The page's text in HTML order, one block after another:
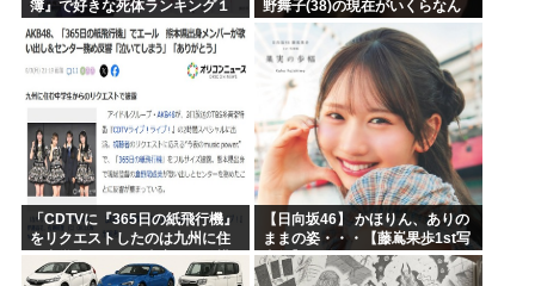
簿』で好きな死体ランキング１
位がこちら！
野舞子(38)の現在がいくらなん
でも即ハボすぎる！
「CDTVに『365日の紙飛行機』
をリクエストしたのは九州に住
む中学生」←この事実って結構
デカいよな【AKB48】
【日向坂46】 かほりん、ありの
ままの姿・・・【藤嶌果歩1st写
真集】